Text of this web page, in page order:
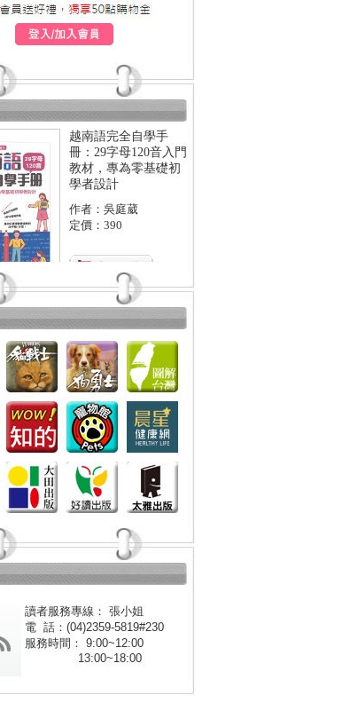
越南語完全自學手
冊：29字母120音入門
教材，專為零基礎初
學者設計
作者：吳庭葳
定價：390
讀者服務專線： 張小姐
電 話：(04)2359-5819#230
服務時間： 9:00~12:00
13:00~18:00